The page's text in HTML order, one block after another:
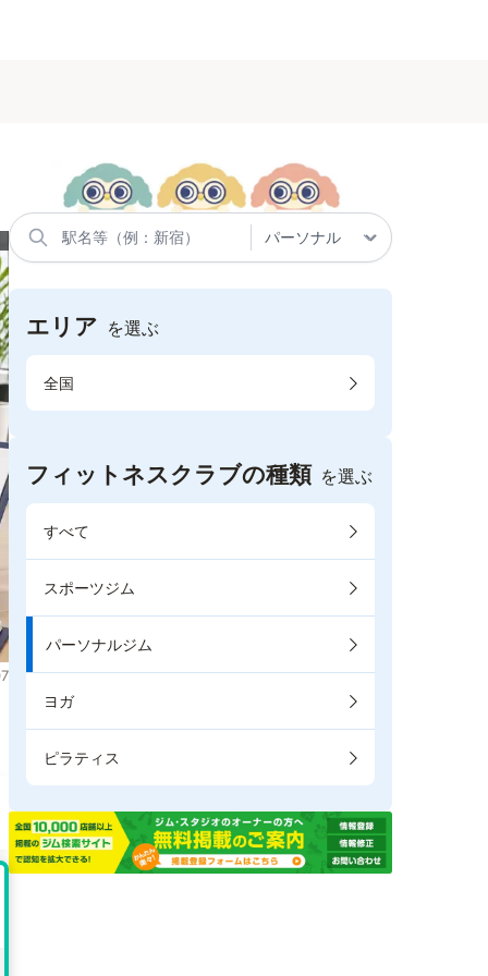
エリア を選ぶ
全国
フィットネスクラブの種類 を選ぶ
すべて
スポーツジム
パーソナルジム
ヨガ
ピラティス